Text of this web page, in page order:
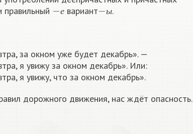
е
−е
вариант ы
−ы
.
за окном уже будет декабрь». —
я увижу за окном декабрь». Или:
я увижу, что за окном декабрь».
дорожного движения, нас ждёт опасность.